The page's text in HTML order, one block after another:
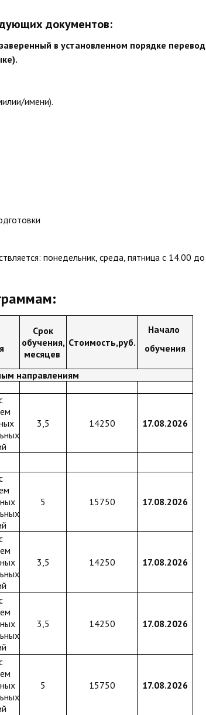
документов:
в установленном порядке перевод
имени).
понедельник, среда, пятница с 14.00 до
Срок
обучения,
месяцев
Cтоимость,руб.
Начало
обучения
направлениям
3,5 14250 17.08.2026
5 15750 17.08.2026
3,5 14250 17.08.2026
3,5 14250 17.08.2026
5 15750 17.08.2026